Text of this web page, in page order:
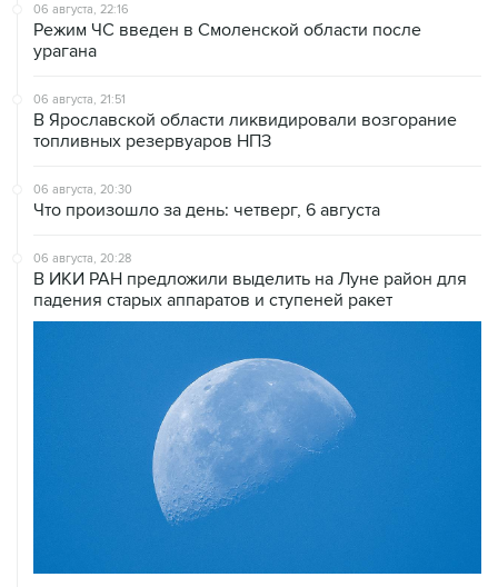
06 августа, 22:16
Режим ЧС введен в Смоленской области после
урагана
06 августа, 21:51
В Ярославской области ликвидировали возгорание
топливных резервуаров НПЗ
06 августа, 20:30
Что произошло за день: четверг, 6 августа
06 августа, 20:28
В ИКИ РАН предложили выделить на Луне район для
падения старых аппаратов и ступеней ракет